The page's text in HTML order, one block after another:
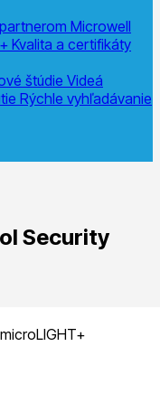
Microwell
Kvalita a certifikáty
štúdie Videá
Rýchle vyhľadávanie
Security